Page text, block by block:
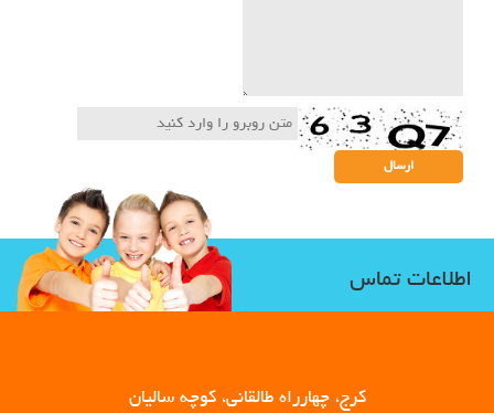
اطلاعات تماس
کرج، چهارراه طالقانی، کوچه سالیان